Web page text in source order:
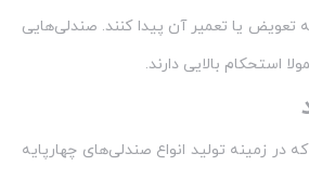
به تعویض یا تعمیر آن پیدا کنند. صندلی‌هایی
استحکام بالایی دارند.
در زمینه تولید انواع صندلی‌های چهارپایه